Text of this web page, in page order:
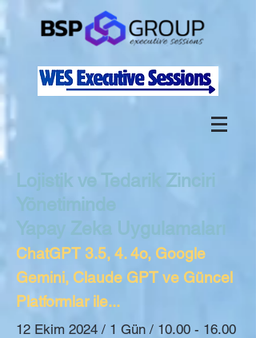
Lojistik ve Tedarik Zinciri
Yönetiminde
Yapay Zeka Uygulamaları
ChatGPT 3.5, 4. 4o, Google
Gemini, Claude GPT ve Güncel
Platformlar ile...
12 Ekim 2024 / 1 Gün / 10.00 - 16.00